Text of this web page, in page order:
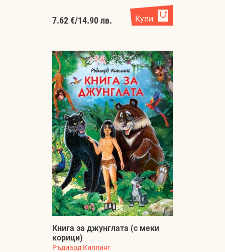
7.62 €/14.90 лв. Купи
Книга за джунглата (с меки
корици)
Ръдиард Киплинг